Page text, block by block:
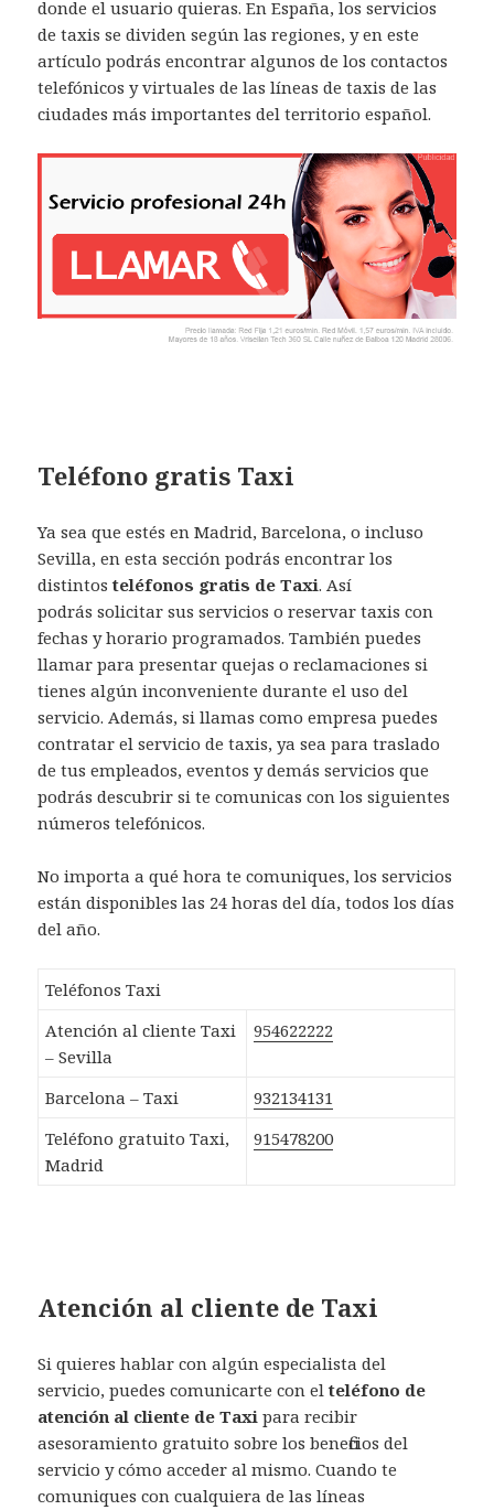
donde el usuario quieras. En España, los servicios
de taxis se dividen según las regiones, y en este
artículo podrás encontrar algunos de los contactos
telefónicos y virtuales de las líneas de taxis de las
ciudades más importantes del territorio español.
Teléfono gratis Taxi
Ya sea que estés en Madrid, Barcelona, o incluso
Sevilla, en esta sección podrás encontrar los
distintosteléfonos gratis de Taxi. Así
podrás solicitar sus servicios o reservar taxis con
fechas y horario programados. También puedes
llamar para presentar quejas o reclamaciones si
tienes algún inconveniente durante el uso del
servicio. Además, si llamas como empresa puedes
contratar el servicio de taxis, ya sea para traslado
de tus empleados, eventos y demás servicios que
podrás descubrir si te comunicas con los siguientes
números telefónicos.
No importa a qué hora te comuniques, los servicios
están disponibles las 24 horas del día, todos los días
del año.
Teléfonos Taxi
Atención al cliente Taxi
– Sevilla
954622222
Barcelona – Taxi
932134131
Teléfono gratuito Taxi,
Madrid
915478200
Atención al cliente de Taxi
Si quieres hablar con algún especialista del
servicio, puedes comunicarte con elteléfono de
atención al cliente de Taxi para recibir
asesoramiento gratuito sobre los beneficios del
servicio y cómo acceder al mismo. Cuando te
comuniques con cualquiera de las líneas